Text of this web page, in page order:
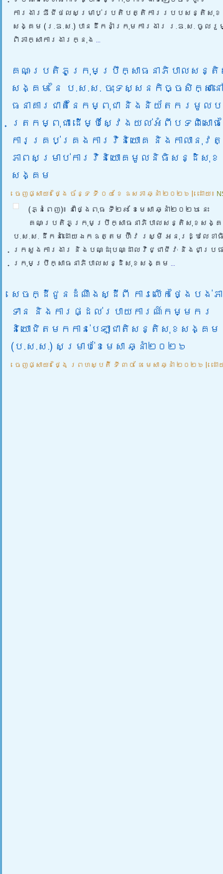
ការងារឌីជីថលសម្រាប់ប្រតិបត្តិការរបបសន្តិសុខ
សង្គម (រ.ឌ.ស.) បានដឹកនាំក្រុមការងារ រ.ឌ.ស. ចូល
ពិភាក្សាការងារក្នុង ...
គណៈប្រតិភូក្រុមប្រឹក្សាធនាភិបាលសន្
សង្គម នៃ ប.ស.ស. ចុះទស្សនកិច្ចសិក្សានៅ
ធនាគារជាតិនៃកម្ពុជា និងនិយ័តករមូលប
ត្រកម្ពុជា ដើម្បីស្វែងយល់អំពីបទពិសោធ
ការគ្រប់គ្រងការវិនិយោគ និងកាលានុវ
ភាពសម្រាប់ការវិនិយោគមូលនិធិសន្ដិសុខ
សង្គម
ចេញផ្សាយ៖ ថ្ងៃ ច័ន្ទ ទី ០៤ ខែ ឧសភា ឆ្នាំ ២០២៦ | ដោយ៖
(ភ្នំពេញ)៖ នាថ្ងៃពុធ ទី២៩ ខែមេសា ឆ្នាំ២០២៦ នេះ
គណៈប្រតិភូក្រុមប្រឹក្សាធនាភិបាលសន្តិសុខសង្គ
ប.ស.ស. ដឹកនាំដោយឯកឧត្តម ហ៊ីវ រស្មី អនុរដ្ឋលេខាធិ
ក្រសួងការងារ និងបណ្ដុះបណ្ដាលវិជ្ជាជីវៈ និងជាប្រធ
ក្រុមប្រឹក្សាធនាភិបាលសន្ដិសុខសង្គម ...
សេចក្ដីជូនដំណឹងស្ដីពី ការលើកថ្ងៃបង់ភ
ទាន និងការផ្ដល់របាយការណ៍កម្មករ
និយោជិតមកកាន់បេឡាជាតិសន្តិសុខសង្គម
(ប.ស.ស.) សម្រាប់ខែមេសា ឆ្នាំ២០២៦
ចេញផ្សាយ៖ ថ្ងៃ ព្រហស្បតិ៍ ទី ៣០ ខែ មេសា ឆ្នាំ ២០២៦ | ដោ